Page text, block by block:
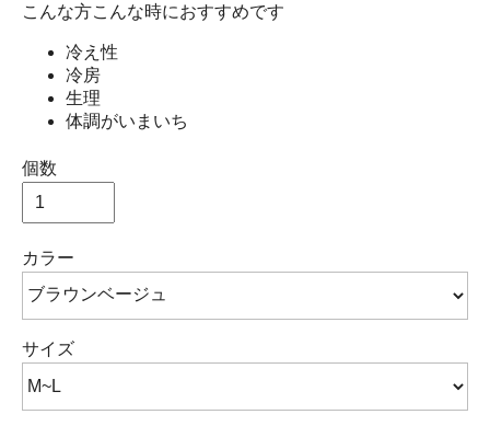
こんな方こんな時におすすめです
冷え性
冷房
生理
体調がいまいち
個数
カラー
サイズ